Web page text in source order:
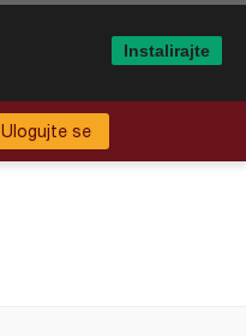
Ulogujte se
Instalirajte